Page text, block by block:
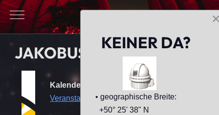
Mobile Menu Toggle
JAKOBUS-ASTRO-KIDS
Kalender
Veranstaltungen
KEINER DA?
• geographische Breite:
+50° 25' 38" N